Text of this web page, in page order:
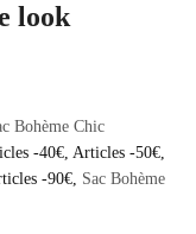
look
Bohème Chic
-40€, Articles -50€,
-90€, Sac Bohème